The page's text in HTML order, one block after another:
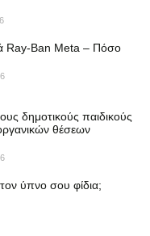
Ray-Ban Meta – Πόσο
δημοτικούς παιδικούς
θέσεων
ύπνο σου φίδια;